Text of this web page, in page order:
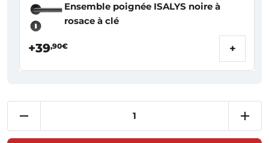
Ensemble poignée ISALYS noire à
rosace à clé
+39,90€ +